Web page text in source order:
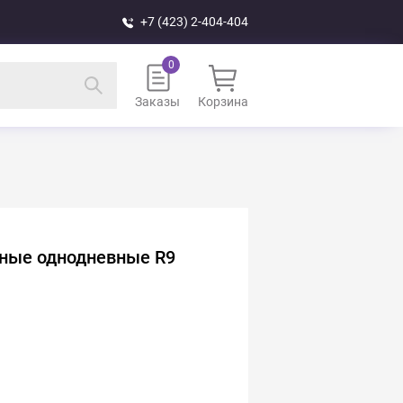
+7 (423) 2-404-404
Заказы Корзина
однодневные R9